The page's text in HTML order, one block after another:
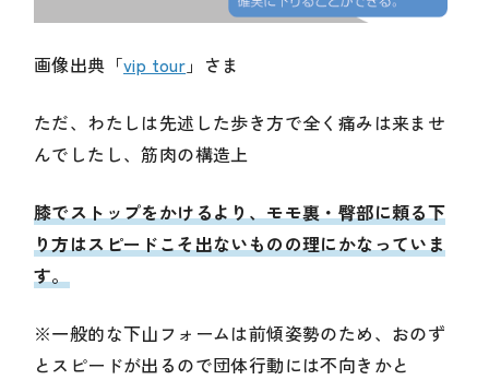
画像出典「vip tour 」さま
ただ、わたしは先述した歩き方で全く痛みは来ませ
んでしたし、筋肉の構造上
膝でストップをかけるより、モモ裏・臀部に頼る下
り方はスピードこそ出ないものの理にかなっていま
す。
※一般的な下山フォームは前傾姿勢のため、おのず
とスピードが出るので団体行動には不向きかと